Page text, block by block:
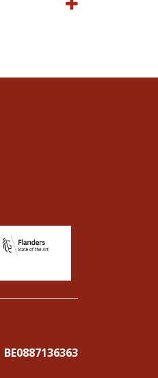
BE0887136363